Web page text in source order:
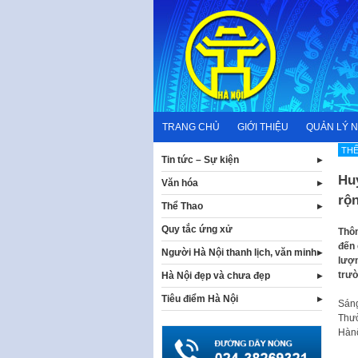
content
TRANG CHỦ GIỚI THIỆU QUẢN LÝ
đến
Tin tức – Sự kiện
Văn hóa
Thể Thao
Quy tắc ứng xử
Người Hà Nội thanh lịch, văn minh
Hà Nội đẹp và chưa đẹp
Tiêu điểm Hà Nội